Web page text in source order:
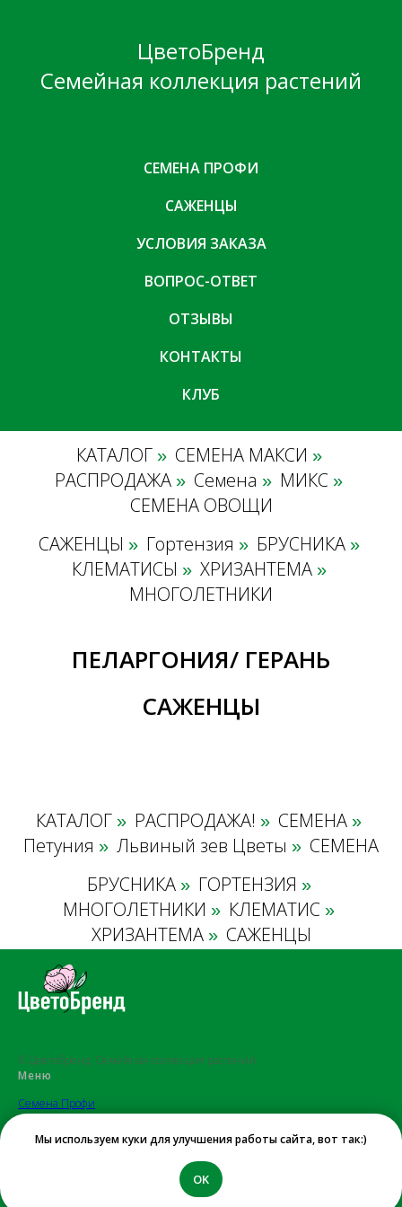
ЦветоБренд
Семейная коллекция растений
СЕМЕНА ПРОФИ
САЖЕНЦЫ
УСЛОВИЯ ЗАКАЗА
ВОПРОС-ОТВЕТ
ОТЗЫВЫ
КОНТАКТЫ
КЛУБ
КАТАЛОГ » СЕМЕНА МАКСИ »
РАСПРОДАЖА » Семена » МИКС »
СЕМЕНА ОВОЩИ
САЖЕНЦЫ » Гортензия » БРУСНИКА »
КЛЕМАТИСЫ » ХРИЗАНТЕМА »
МНОГОЛЕТНИКИ
ПЕЛАРГОНИЯ/ ГЕРАНЬ
САЖЕНЦЫ
КАТАЛОГ » РАСПРОДАЖА! » СЕМЕНА »
Петуния » Львиный зев Цветы » СЕМЕНА
БРУСНИКА » ГОРТЕНЗИЯ »
МНОГОЛЕТНИКИ » КЛЕМАТИС »
ХРИЗАНТЕМА » САЖЕНЦЫ
Мы используем куки для улучшения работы сайта, вот так:)
OK
© Цветобренд, Семейная коллекция растений
Меню
Семена Профи